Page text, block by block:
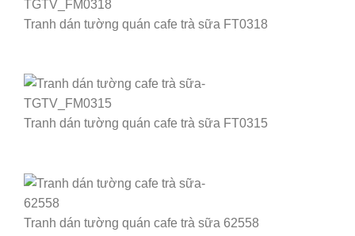
Tranh dán tường quán cafe trà sữa FT0318
Tranh dán tường quán cafe trà sữa FT0315
Tranh dán tường quán cafe trà sữa 62558